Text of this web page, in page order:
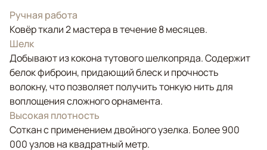
Ручная работа
Ковёр ткали 2 мастера в течение 8 месяцев.
Шелк
Добывают из кокона тутового шелкопряда. Содержит
белок фиброин, придающий блеск и прочность
волокну, что позволяет получить тонкую нить для
воплощения сложного орнамента.
Высокая плотность
Соткан с применением двойного узелка. Более 900
000 узлов на квадратный метр.